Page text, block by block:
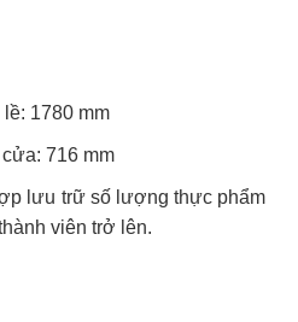
1780 mm
716 mm
lưu trữ số lượng thực phẩm
viên trở lên.